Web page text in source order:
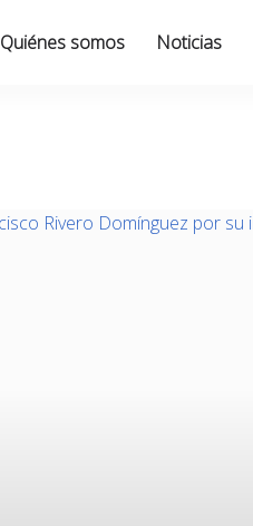
Quiénes somos Noticias